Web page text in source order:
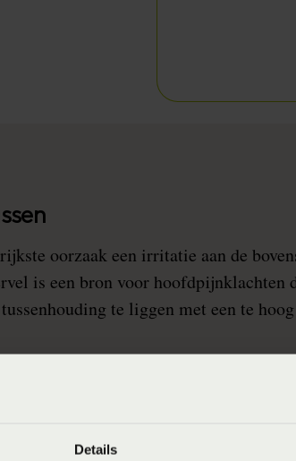
Details
oorzaak een irritatie aan de
is een bron voor hoofdpijnklachten
te liggen met een te